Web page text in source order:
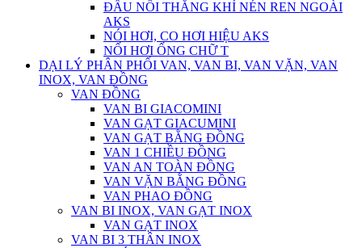
ĐẦU NỐI THẲNG KHÍ NÉN REN NGOÀI
AKS
NÓI HƠI, CO HƠI HIỆU AKS
NỐI HƠI ỐNG CHỮ T
DẠI LÝ PHÂN PHỐI VAN, VAN BI, VAN VẶN, VAN
INOX, VAN ĐỒNG
VAN ĐỒNG
VAN BI GIACOMINI
VAN GẠT GIACUMINI
VAN GẠT BẰNG ĐỒNG
VAN 1 CHIỀU ĐỒNG
VAN AN TOÀN ĐỒNG
VAN VẶN BẰNG ĐỒNG
VAN PHAO ĐỒNG
VAN BI INOX, VAN GẠT INOX
VAN GẠT INOX
VAN BI 3 THÂN INOX